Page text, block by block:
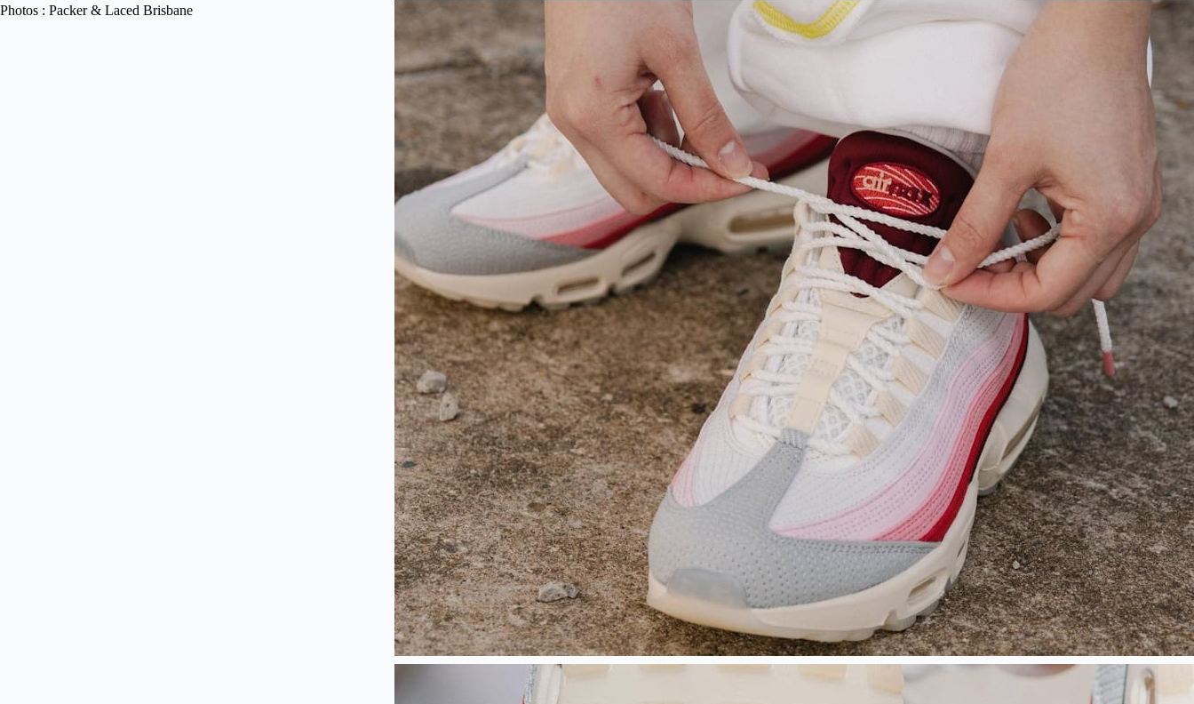
Photos : Packer & Laced Brisbane